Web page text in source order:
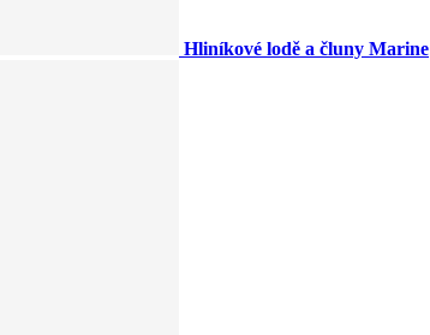
Hliníkové lodě a čluny Marine